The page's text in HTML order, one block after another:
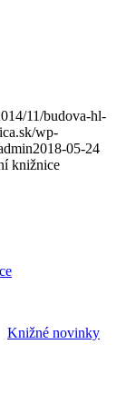
11/budova-hl-
wp-
2018-05-24
knižnice
Knižné novinky